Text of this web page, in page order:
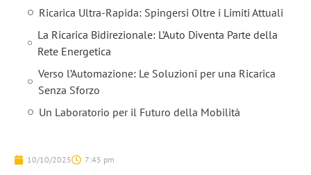
Ricarica Ultra-Rapida: Spingersi Oltre i Limiti Attuali
La Ricarica Bidirezionale: L’Auto Diventa Parte della
Rete Energetica
Verso l’Automazione: Le Soluzioni per una Ricarica
Senza Sforzo
Un Laboratorio per il Futuro della Mobilità
10/10/2025 7:45 pm